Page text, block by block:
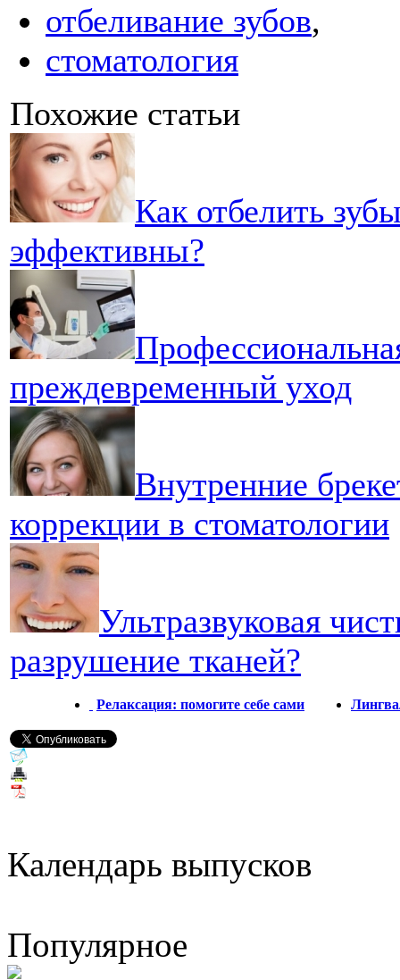
отбеливание зубов,
стоматология
Похожие статьи
Как отбелить
эффективны?
преждевременный уход
Внутренние
коррекции в стоматологии
Ультразвуковая
разрушение тканей?
Релаксация: помогите себе сами
Календарь выпусков
Популярное